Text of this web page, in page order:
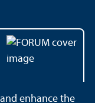
enhance the